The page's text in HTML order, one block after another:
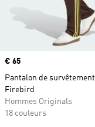
Prix
€ 65
Pantalon de survêtement
Firebird
Hommes Originals
18 couleurs